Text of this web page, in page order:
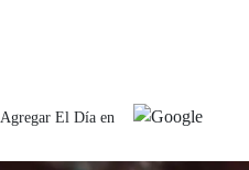
Agregar El Día en